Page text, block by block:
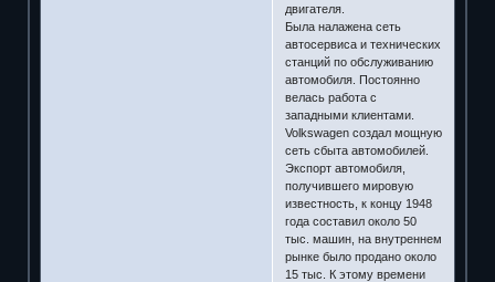
двигателя.
Была налажена сеть
автосервиса и технических
станций по обслуживанию
автомобиля. Постоянно
велась работа с
западными клиентами.
Volkswagen создал мощную
сеть сбыта автомобилей.
Экспорт автомобиля,
получившего мировую
известность, к концу 1948
года составил около 50
тыс. машин, на внутреннем
рынке было продано около
15 тыс. К этому времени